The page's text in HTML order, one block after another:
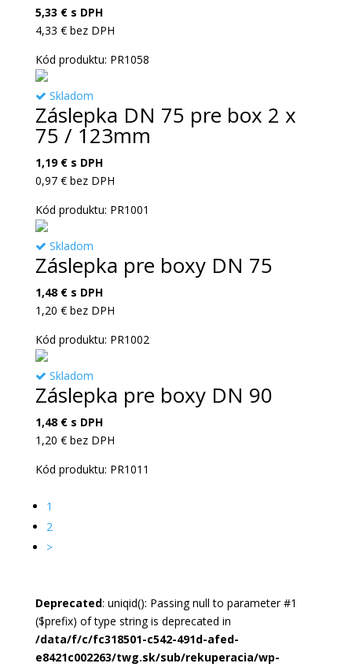
5,33 €s DPH
4,33 €bez DPH
Kód produktu: PR1058
Skladom
Záslepka DN 75 pre box 2 x
75 / 123mm
1,19 €s DPH
0,97 €bez DPH
Kód produktu: PR1001
Skladom
Záslepka pre boxy DN 75
1,48 €s DPH
1,20 €bez DPH
Kód produktu: PR1002
Skladom
Záslepka pre boxy DN 90
1,48 €s DPH
1,20 €bez DPH
Kód produktu: PR1011
1
2
>
Deprecated: uniqid(): Passing null to parameter #1
($prefix) of type string is deprecated in
/data/f/c/fc318501-c542-491d-afed-
e8421c002263/twg.sk/sub/rekuperacia/wp-